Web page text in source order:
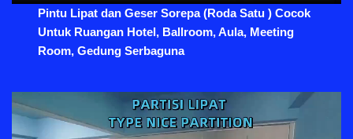
Pintu Lipat dan Geser Sorepa (Roda Satu ) Cocok
Untuk Ruangan Hotel, Ballroom, Aula, Meeting
Room, Gedung Serbaguna